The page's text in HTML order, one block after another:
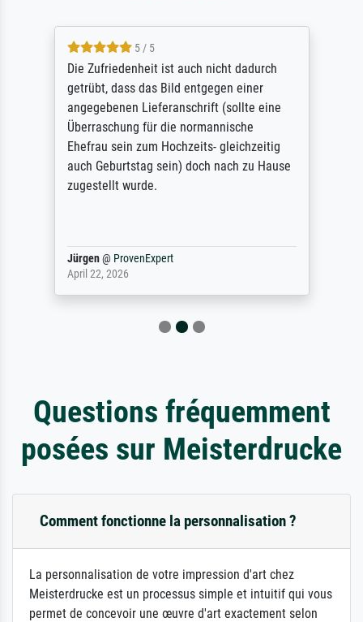
5 / 5
Die Zufriedenheit ist auch nicht dadurch
getrübt, dass das Bild entgegen einer
angegebenen Lieferanschrift (sollte eine
Überraschung für die normannische
Ehefrau sein zum Hochzeits- gleichzeitig
auch Geburtstag sein) doch nach zu Hause
zugestellt wurde.
Jürgen@ ProvenExpert
April 22, 2026
Questions fréquemment
posées sur Meisterdrucke
Comment fonctionne la personnalisation ?
La personnalisation de votre impression d'art chez
Meisterdrucke est un processus simple et intuitif qui vous
permet de concevoir une œuvre d'art exactement selon